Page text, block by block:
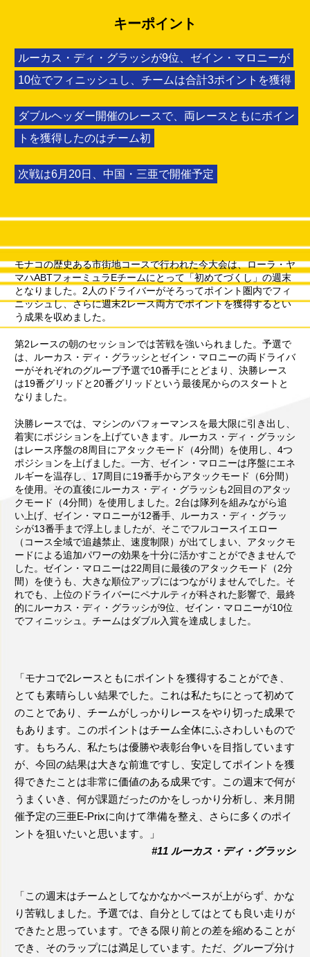
キーポイント
ルーカス・ディ・グラッシが9位、ゼイン・マロニーが
10位でフィニッシュし、チームは合計3ポイントを獲得
ダブルヘッダー開催のレースで、両レースともにポイン
トを獲得したのはチーム初
次戦は6月20日、中国・三亜で開催予定
モナコの歴史ある市街地コースで行われた今大会は、ローラ・ヤ
マハABTフォーミュラEチームにとって「初めてづくし」の週末
となりました。2人のドライバーがそろってポイント圏内でフィ
ニッシュし、さらに週末2レース両方でポイントを獲得するとい
う成果を収めました。
第2レースの朝のセッションでは苦戦を強いられました。予選で
は、ルーカス・ディ・グラッシとゼイン・マロニーの両ドライバ
ーがそれぞれのグループ予選で10番手にとどまり、決勝レース
は19番グリッドと20番グリッドという最後尾からのスタートと
なりました。
決勝レースでは、マシンのパフォーマンスを最大限に引き出し、
着実にポジションを上げていきます。ルーカス・ディ・グラッシ
はレース序盤の8周目にアタックモード（4分間）を使用し、4つ
ポジションを上げました。一方、ゼイン・マロニーは序盤にエネ
ルギーを温存し、17周目に19番手からアタックモード（6分間）
を使用。その直後にルーカス・ディ・グラッシも2回目のアタッ
クモード（4分間）を使用しました。2台は隊列を組みながら追
い上げ、ゼイン・マロニーが12番手、ルーカス・ディ・グラッ
シが13番手まで浮上しましたが、そこでフルコースイエロー
（コース全域で追越禁止、速度制限）が出てしまい、アタックモ
ードによる追加パワーの効果を十分に活かすことができませんで
した。ゼイン・マロニーは22周目に最後のアタックモード（2分
間）を使うも、大きな順位アップにはつながりませんでした。そ
れでも、上位のドライバーにペナルティが科された影響で、最終
的にルーカス・ディ・グラッシが9位、ゼイン・マロニーが10位
でフィニッシュ。チームはダブル入賞を達成しました。
「モナコで2レースともにポイントを獲得することができ、
とても素晴らしい結果でした。これは私たちにとって初めて
のことであり、チームがしっかりレースをやり切った成果で
もあります。このポイントはチーム全体にふさわしいもので
す。もちろん、私たちは優勝や表彰台争いを目指しています
が、今回の結果は大きな前進ですし、安定してポイントを獲
得できたことは非常に価値のある成果です。この週末で何が
うまくいき、何が課題だったのかをしっかり分析し、来月開
催予定の三亜E-Prixに向けて準備を整え、さらに多くのポイ
ントを狙いたいと思います。」
#11 ルーカス・ディ・グラッシ
「この週末はチームとしてなかなかペースが上がらず、かな
り苦戦しました。予選では、自分としてはとても良い走りが
できたと思っています。できる限り前との差を縮めることが
でき、そのラップには満足しています。ただ、グループ分け